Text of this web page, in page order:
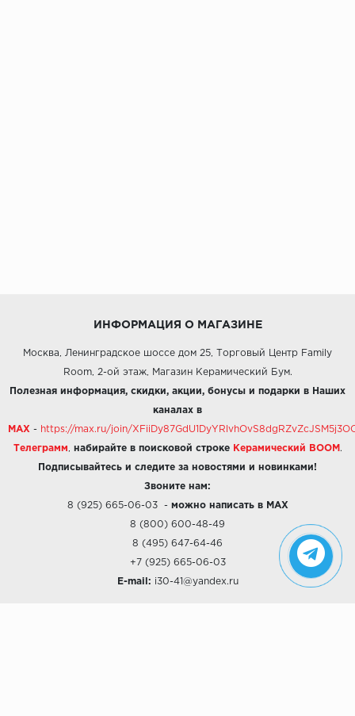
ИНФОРМАЦИЯ О МАГАЗИНЕ
Москва, Ленинградское шоссе дом 25, Торговый Центр Family
Room, 2-ой этаж, Магазин Керамический Бум.
Полезная информация, скидки, акции, бонусы и подарки в Наших
каналах в
MAX - https://max.ru/join/
Телеграмм набирайте в поисковой строке Керамический BOOM .
Подписывайтесь и следите за новостями и новинками!
Звоните нам:
8 (925) 665-06-03- можно написать в MAX
8 (800) 600-48-49
8 (495) 647-64-46
+7 (925) 665-06-03
E-mail: i30-41@yandex.ru